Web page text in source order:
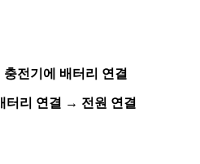
전기에 배터리 연결
터리 연결 → 전원 연결